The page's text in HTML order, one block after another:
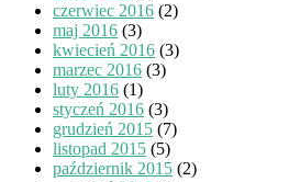
czerwiec 2016 (2)
maj 2016 (3)
kwiecień 2016 (3)
marzec 2016 (3)
luty 2016 (1)
styczeń 2016 (3)
grudzień 2015 (7)
listopad 2015 (5)
październik 2015 (2)